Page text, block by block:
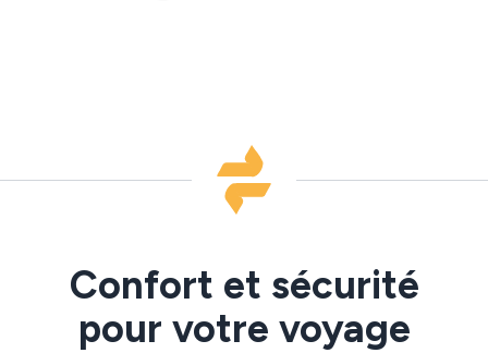
Confort et sécurité
pour votre voyage